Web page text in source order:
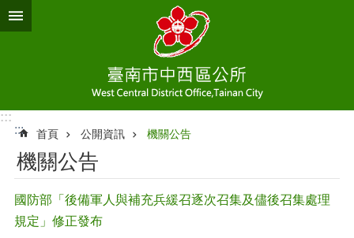
跳到主要內容區塊
:::
:::
首頁 公開資訊 機關公告
機關公告
國防部「後備軍人與補充兵緩召逐次召集及儘後召集處理
規定」修正發布